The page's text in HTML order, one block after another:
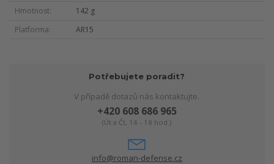
Hmotnost
142 g
Platforma
AR15
Potřebujete poradit?
V případě dotazů nás kontaktujte.
+420 608 686 965
(Út a Čt, 14 - 18 hod.)
info@roman-defense.cz